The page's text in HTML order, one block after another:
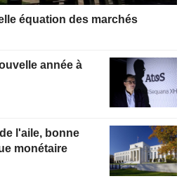
équation des marchés
l'aile, bonne
monétaire